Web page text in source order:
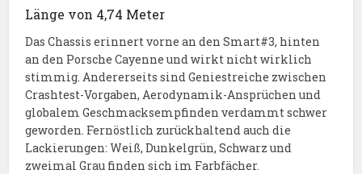
Länge von 4,74 Meter
Das Chassis erinnert vorne an den Smart#3, hinten
an den Porsche Cayenne und wirkt nicht wirklich
stimmig. Andererseits sind Geniestreiche zwischen
Crashtest-Vorgaben, Aerodynamik-Ansprüchen und
globalem Geschmacksempfinden verdammt schwer
geworden. Fernöstlich zurückhaltend auch die
Lackierungen: Weiß, Dunkelgrün, Schwarz und
zweimal Grau finden sich im Farbfächer.